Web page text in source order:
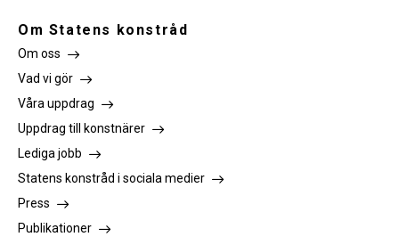
Om Statens konstråd
Om oss
Vad vi gör
Våra uppdrag
Uppdrag till konstnärer
Lediga jobb
Statens konstråd i sociala medier
Press
Publikationer